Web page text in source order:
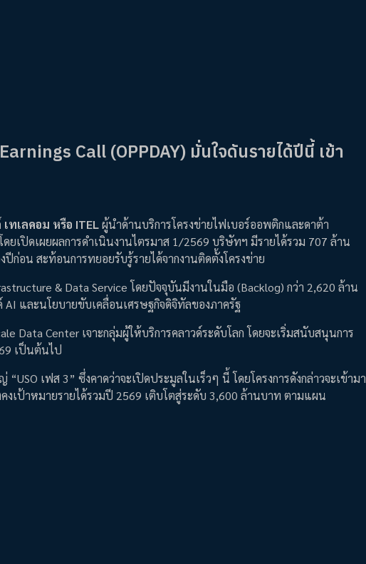
Call (OPPDAY) มั่นใจดันรายได้ปีนี้ เข้า
ทเลคอม หรือ ITELผู้นำด้านบริการโครงข่ายไฟเบอร์ออพติกและดาต้า
ยเปิดเผยผลการดำเนินงานไตรมาส 1/2569 บริษัทฯ มีรายได้รวม 707 ล้าน
ก่อน สะท้อนการทยอยรับรู้รายได้จากงานติดตั้งโครงข่าย
& Data Service โดยปัจจุบันมีงานในมือ (Backlog) กว่า 2,620 ล้าน
AI และนโยบายขับเคลื่อนเศรษฐกิจดิจิทัลของภาครัฐ
Data Center เจาะกลุ่มผู้ให้บริการคลาวด์ระดับโลก โดยจะเริ่มสนับสนุนการ
เป็นต้นไป
เฟส 3” ซึ่งคาดว่าจะเปิดประมูลในเร็วๆ นี้ โดยโครงการดังกล่าวจะเข้ามา
งเป้าหมายรายได้รวมปี 2569 เติบโตสู่ระดับ 3,600 ล้านบาท ตามแผน